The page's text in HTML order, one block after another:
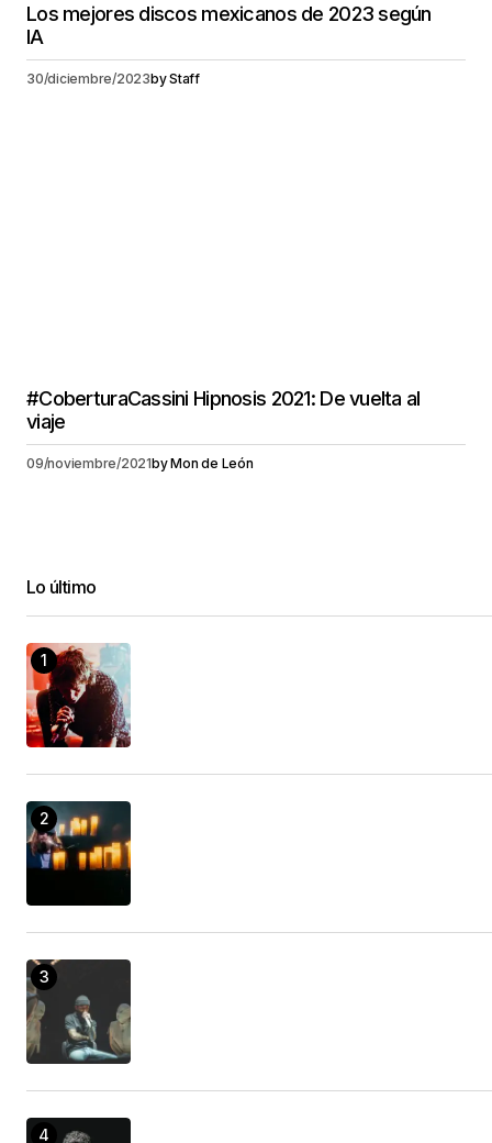
Los mejores discos mexicanos de 2023 según
IA
30/diciembre/2023byStaff
#CoberturaCassini Hipnosis 2021: De vuelta al
viaje
09/noviembre/2021byMon de León
Lo último